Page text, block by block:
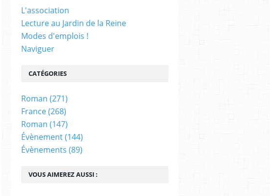
VOUS AIMEREZ AUSSI :
L'association
Lecture au Jardin de la Reine
Modes d'emplois !
Naviguer
CATÉGORIES
Roman (271)
France(268)
Roman (147)
Évènement(144)
Évènements (89)